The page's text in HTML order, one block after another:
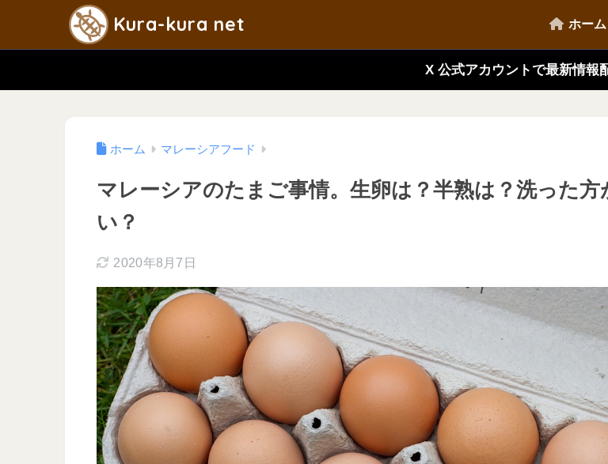
Kura-kura net ホーム
X 公式アカウントで最新情報
ホーム マレーシアフード
マレーシアのたまご事情。生卵は？半熟は？洗った方
い？
2020年8月7日